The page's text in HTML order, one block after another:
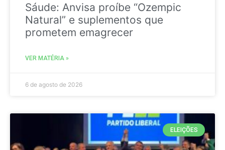
Sáude: Anvisa proíbe “Ozempic
Natural” e suplementos que
prometem emagrecer
VER MATÉRIA »
6 de agosto de 2026
ELEIÇÕES